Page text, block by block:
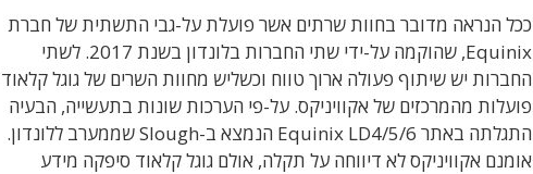
ככל הנראה מדובר בחוות שרתים אשר פועלת על-גבי התשתית של חברת
Equinix, שהוקמה על-ידי שתי החברות בלונדון בשנת 2017. לשתי
החברות יש שיתוף פעולה ארוך טווח וכשליש מחוות השרים של גוגל קלאוד
פועלות מהמרכזים של אקוויניקס. על-פי הערכות שונות בתעשייה, הבעיה
התגלתה באתר Equinix LD4/5/6 הנמצא ב-Slough שממערב ללונדון.
אומנם אקוויניקס לא דיווחה על תקלה, אולם גוגל קלאוד סיפקה מידע